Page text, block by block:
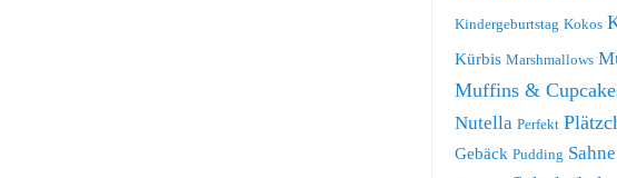
Kindergeburtstag Kokos
Kürbis Marshmallows
Muffins &
Nutella Perfekt
Gebäck Pudding Sahne